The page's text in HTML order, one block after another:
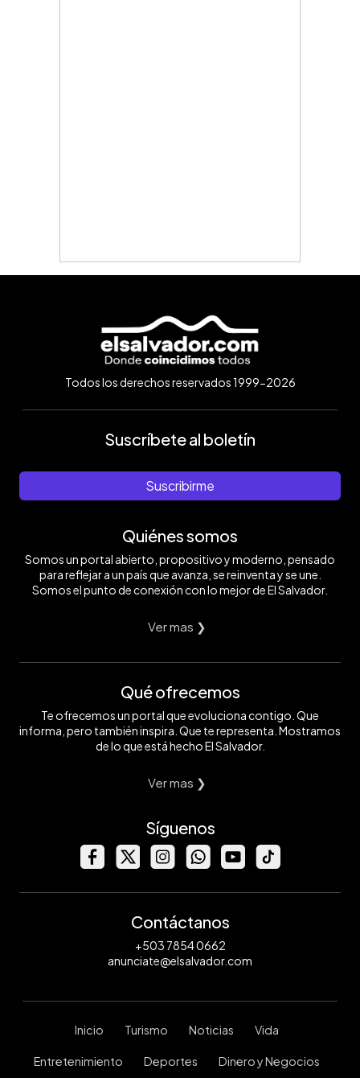
Todos los derechos reservados 1999-2026
Suscríbete al boletín
Suscribirme
Quiénes somos
Somos un portal abierto, propositivo y moderno, pensado
para reflejar a un país que avanza, se reinventa y se une.
Somos el punto de conexión con lo mejor de El Salvador.
Ver mas ❯
Qué ofrecemos
Te ofrecemos un portal que evoluciona contigo. Que
informa, pero también inspira. Que te representa. Mostramos
de lo que está hecho El Salvador.
Ver mas ❯
Síguenos
Contáctanos
+503 7854 0662
anunciate@elsalvador.com
Inicio Turismo Noticias Vida
Entretenimiento Deportes Dinero y Negocios